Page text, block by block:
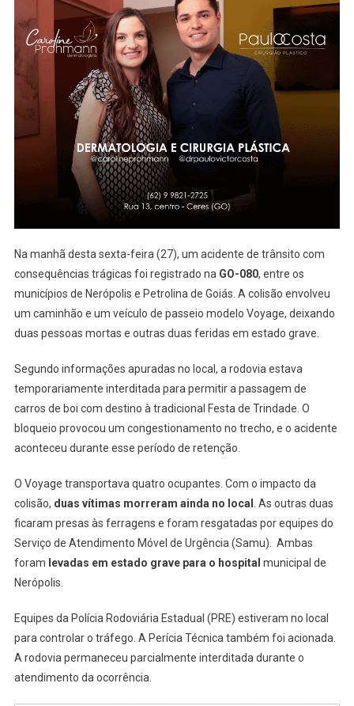
GO-
080
Deixa
Dois
Mortos
E
Dois
Feridos
Em
Estado
Grave
(veja
Na manhã desta sexta-feira (27), um acidente de trânsito com
consequências trágicas foi registrado na GO-080, entre os
municípios de Nerópolis e Petrolina de Goiás. A colisão envolveu
um caminhão e um veículo de passeio modelo Voyage, deixando
duas pessoas mortas e outras duas feridas em estado grave.
Segundo informações apuradas no local, a rodovia estava
temporariamente interditada para permitir a passagem de
carros de boi com destino à tradicional Festa de Trindade. O
bloqueio provocou um congestionamento no trecho, e o acidente
aconteceu durante esse período de retenção.
O Voyage transportava quatro ocupantes. Com o impacto da
colisão, duas vítimas morreram ainda no local
. As outras duas
ficaram presas às ferragens e foram resgatadas por equipes do
Serviço de Atendimento Móvel de Urgência (Samu). Ambas
foram levadas em estado grave para o hospital municipal de
Nerópolis.
Equipes da Polícia Rodoviária Estadual (PRE) estiveram no local
para controlar o tráfego. A Perícia Técnica também foi acionada.
A rodovia permaneceu parcialmente interditada durante o
atendimento da ocorrência.